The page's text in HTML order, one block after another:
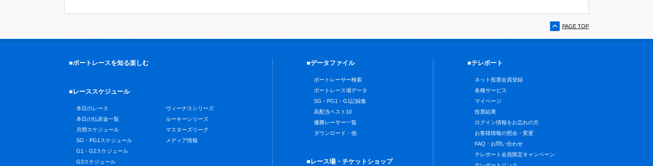
PAGE TOP
■ボートレースを知る楽しむ
■レーススケジュール
本日のレース
本日の払戻金一覧
月間スケジュール
SG・PG1スケジュール
G1・G2スケジュール
G3スケジュール
ヴィーナスシリーズ
ルーキーシリーズ
マスターズリーグ
メディア情報
■データファイル
ボートレーサー検索
ボートレース場データ
SG・PG1・G1記録集
高配当ベスト10
優勝レーサー一覧
ダウンロード・他
■レース場・チケットショップ
■テレボート
ネット投票会員登録
各種サービス
マイページ
投票結果
ログイン情報をお忘れの方
お客様情報の照会・変更
FAQ・お問い合わせ
テレボート会員限定キャンペーン